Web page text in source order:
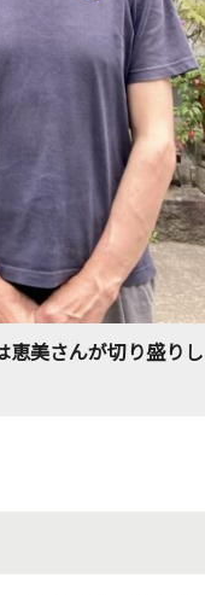
恵美さんが切り盛り